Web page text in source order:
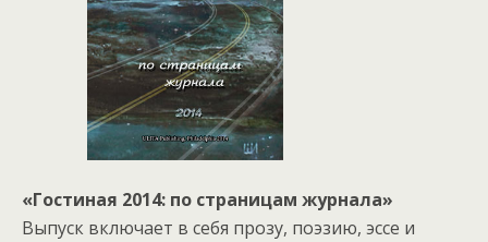
«Гостиная 2014: по страницам журнала»
Выпуск включает в себя прозу, поэзию, эссе и